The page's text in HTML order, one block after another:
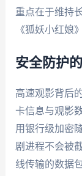
重点在于维持
《狐妖小红娘
安全防护
高速观影背后
卡信息与观影
用银行级加密
剧进程不会被
线传输的数据